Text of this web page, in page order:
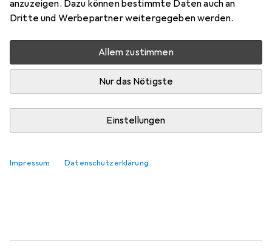
anzuzeigen. Dazu können bestimmte Daten auch an
Dritte und Werbepartner weitergegeben werden.
Allem zustimmen
Nur das Nötigste
Einstellungen
Impressum Datenschutzerklärung
Zwischen Di, 25.8. und Mi, 2.9. geliefert
Mehr als 10 Stück bestellt
Benachrichtigen, wenn schneller verfügbar
In den Warenkorb